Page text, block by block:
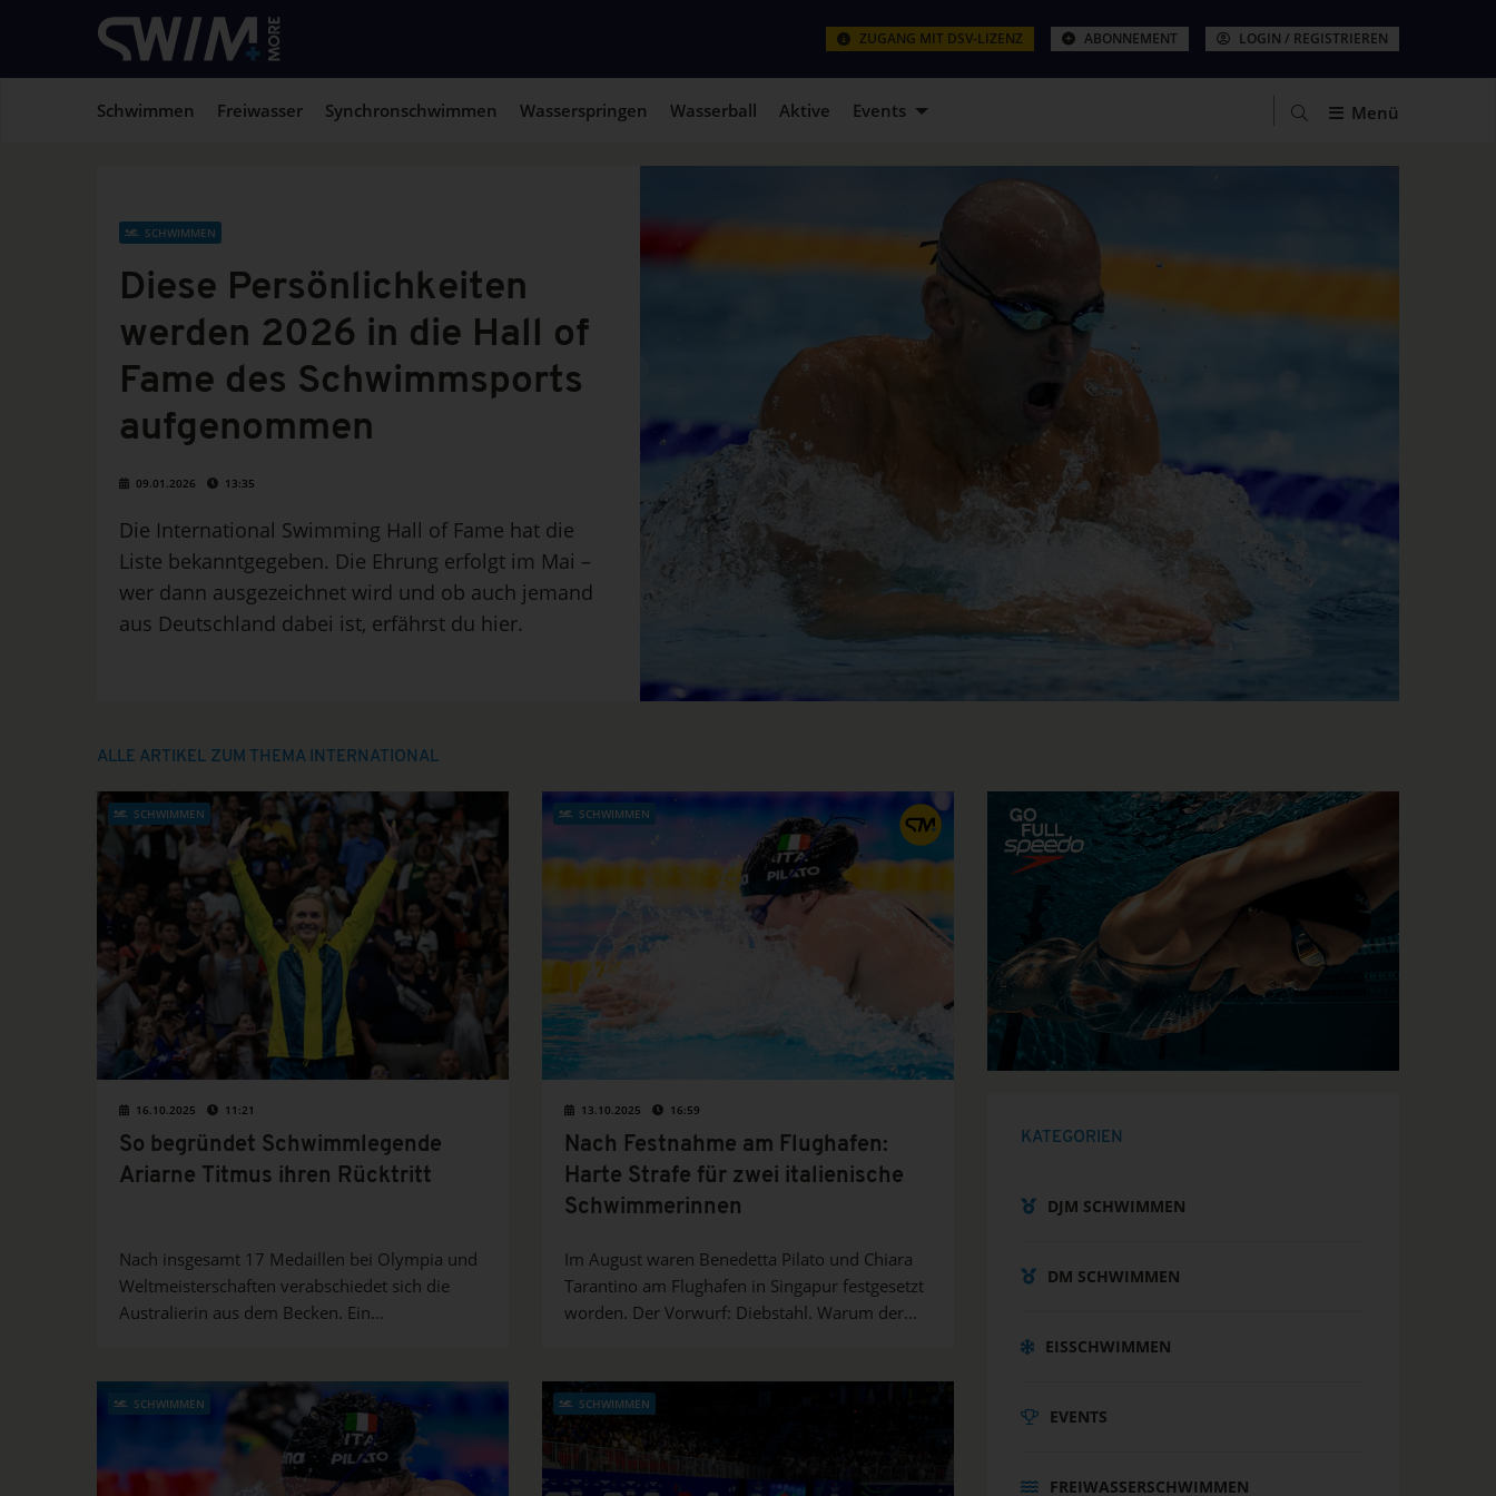
ZUGANG MIT DSV-LIZENZ ABONNEMENT LOGIN / REGISTRIEREN
Schwimmen Freiwasser Synchronschwimmen Wasserspringen Wasserball Aktive Events Menü
SCHWIMMEN
Diese Persönlichkeiten
werden 2026 in die Hall of
Fame des Schwimmsports
aufgenommen
09.01.2026 13:35
Die International Swimming Hall of Fame hat die
Liste bekanntgegeben. Die Ehrung erfolgt im Mai –
wer dann ausgezeichnet wird und ob auch jemand
aus Deutschland dabei ist, erfährst du hier.
ALLE ARTIKEL ZUM THEMA INTERNATIONAL
SCHWIMMEN
16.10.2025 11:21
So begründet Schwimmlegende
Ariarne Titmus ihren Rücktritt
Nach insgesamt 17 Medaillen bei Olympia und
Weltmeisterschaften verabschiedet sich die
Australierin aus dem Becken. Ein
SCHWIMMEN
13.10.2025 16:59
Nach Festnahme am Flughafen:
Harte Strafe für zwei italienische
Schwimmerinnen
Im August waren Benedetta Pilato und Chiara
Tarantino am Flughafen in Singapur festgesetzt
worden. Der Vorwurf: Diebstahl. Warum der
hat, erfährst du hier.
SCHWIMMEN SCHWIMMEN
KATEGORIEN
DJM SCHWIMMEN
DM SCHWIMMEN
EISSCHWIMMEN
EVENTS
FREIWASSERSCHWIMMEN